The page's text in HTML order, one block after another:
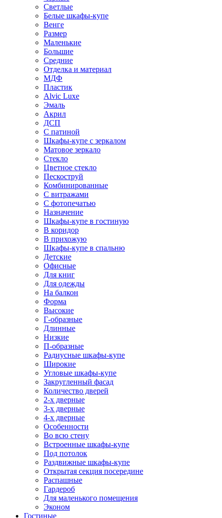
Светлые
Белые шкафы-купе
Венге
Размер
Маленькие
Большие
Средние
Отделка и материал
МДФ
Пластик
Alvic Luxe
Эмаль
Акрил
ДСП
С патиной
Шкафы-купе с зеркалом
Матовое зеркало
Стекло
Цветное стекло
Пескоструй
Комбинированные
С витражами
С фотопечатью
Назначение
Шкафы-купе в гостиную
В коридор
В прихожую
Шкафы-купе в спальню
Детские
Офисные
Для книг
Для одежды
На балкон
Форма
Высокие
Г-образные
Длинные
Низкие
П-образные
Радиусные шкафы-купе
Широкие
Угловые шкафы-купе
Закругленный фасад
Количество дверей
2-х дверные
3-х дверные
4-х дверные
Особенности
Во всю стену
Встроенные шкафы-купе
Под потолок
Раздвижные шкафы-купе
Открытая секция посередине
Распашные
Гардероб
Для маленького помещения
Эконом
Гостиные